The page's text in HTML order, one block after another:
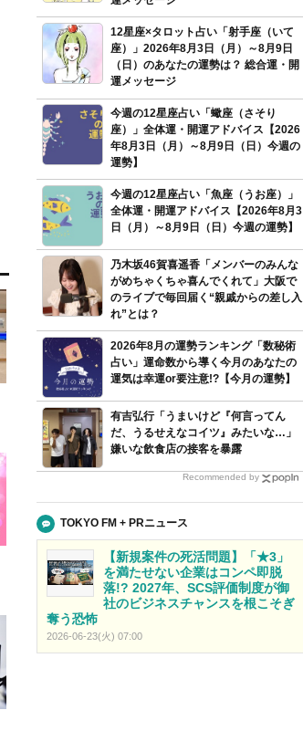
12星座×タロット占い「射手座（いて
座）」2026年8月3日（月）～8月9日
（日）のあなたの運勢は？ 総合運・開
運メッセージ
今週の12星座占い「蠍座（さそり
座）」全体運・開運アドバイス【2026
年8月3日（月）～8月9日（日）今週の
運勢】
今週の12星座占い「魚座（うお座）」
全体運・開運アドバイス【2026年8月3
日（月）～8月9日（日）今週の運勢】
乃木坂46賀喜遥香「メンバーのみんな
がめちゃくちゃ喜んでくれて」大阪で
のライブで毎回届く“親戚からの差し入
れ”とは？
2026年8月の運勢ランキング「数秘術
占い」運命数から導く今月のあなたの
運気は幸運or要注意!?【今月の運勢】
有吉弘行「うまいけど『何言ってん
だ、うるせえなコイツ』みたいな…」
嫌いな飲食店の接客を暴露
Recommended by
TOKYO FM + PRニュース
【新規案件の死活問題】「★3」
を満たせない企業はコンペ即脱
落!? 2027年、SCS評価制度が御
社のビジネスチャンスを根こそぎ
奪う恐怖
2026-06-23(火) 07:00